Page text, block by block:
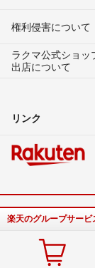
権利侵害について
ラクマ公式ショッ
出店について
リンク
楽天のグループサービ